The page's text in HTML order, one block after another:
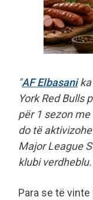
"AF Elbasanika
York Red Bulls
për 1 sezon
do të
Major League
klubi verdheblu.
Para se të